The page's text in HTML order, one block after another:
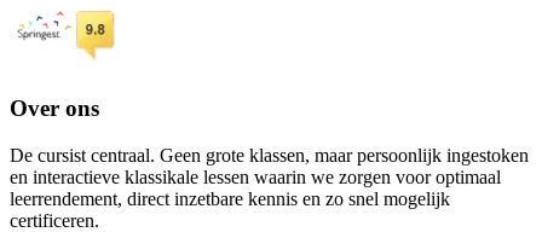
Over ons
De cursist centraal. Geen grote klassen, maar persoonlijk ingestoken
en interactieve klassikale lessen waarin we zorgen voor optimaal
leerrendement, direct inzetbare kennis en zo snel mogelijk
certificeren.